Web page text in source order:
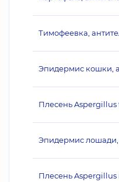
Тимофеевка,
Эпидермис кошки,
Плесень Aspergillus
Эпидермис лошади,
Плесень Aspergillus